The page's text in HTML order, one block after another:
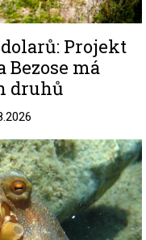
Projekt
Bezose má
druhů